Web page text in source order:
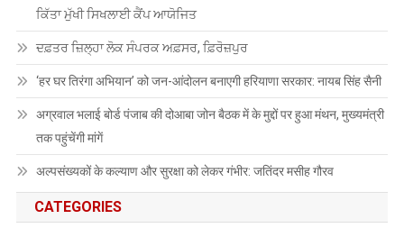
ਕਿੱਤਾ ਮੁੱਖੀ ਸਿਖਲਾਈ ਕੈਂਪ ਆਯੋਜਿਤ
ਦਫ਼ਤਰ ਜ਼ਿਲ੍ਹਾ ਲੋਕ ਸੰਪਰਕ ਅਫ਼ਸਰ, ਫ਼ਿਰੋਜ਼ਪੁਰ
‘हर घर तिरंगा अभियान’ को जन-आंदोलन बनाएगी हरियाणा सरकार: नायब सिंह सैनी
अग्रवाल भलाई बोर्ड पंजाब की दोआबा जोन बैठक में के मुद्दों पर हुआ मंथन, मुख्यमंत्री
तक पहुंचेंगी मांगें
अल्पसंख्यकों के कल्याण और सुरक्षा को लेकर गंभीर: जतिंदर मसीह गौरव
CATEGORIES